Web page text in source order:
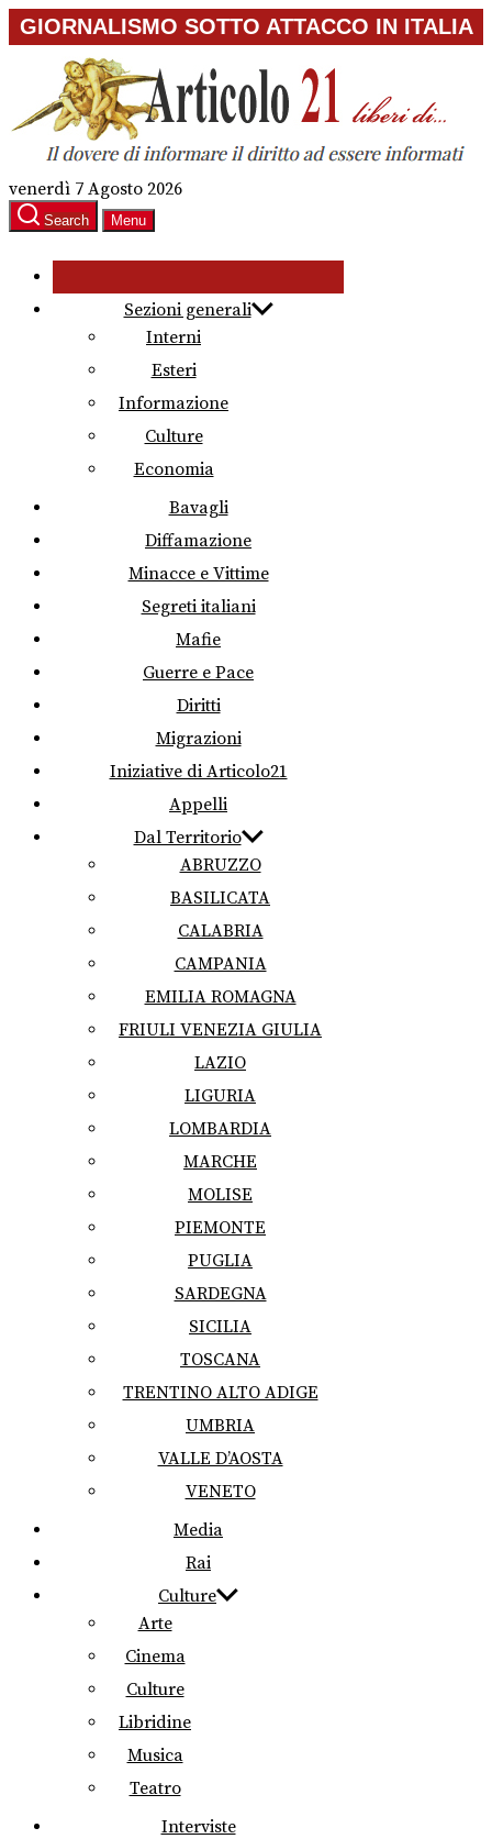
Skip
to
content
GIORNALISMO SOTTO ATTACCO IN ITALIA
venerdì 7 Agosto 2026
Search Menu
Sezioni generali
Interni
Esteri
Informazione
Culture
Economia
Bavagli
Diffamazione
Minacce e Vittime
Segreti italiani
Mafie
Guerre e Pace
Diritti
Migrazioni
Iniziative di Articolo21
Appelli
Dal Territorio
ABRUZZO
BASILICATA
CALABRIA
CAMPANIA
EMILIA ROMAGNA
FRIULI VENEZIA GIULIA
LAZIO
LIGURIA
LOMBARDIA
MARCHE
MOLISE
PIEMONTE
PUGLIA
SARDEGNA
SICILIA
TOSCANA
TRENTINO ALTO ADIGE
UMBRIA
VALLE D’AOSTA
VENETO
Media
Rai
Culture
Arte
Cinema
Culture
Libridine
Musica
Teatro
Interviste